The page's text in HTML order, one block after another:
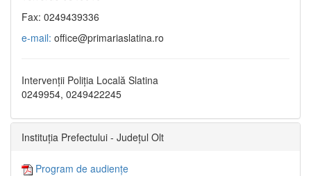
Fax: 0249439336
e-mail: office@primariaslatina.ro
Intervenții Poliția Locală Slatina
0249954, 0249422245
Instituția Prefectului - Județul Olt
Program de audiențe